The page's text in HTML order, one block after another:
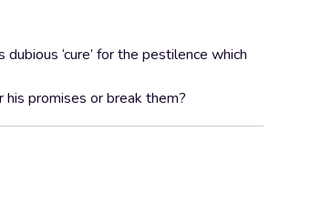
‘cure’ for the pestilence which
promises or break them?